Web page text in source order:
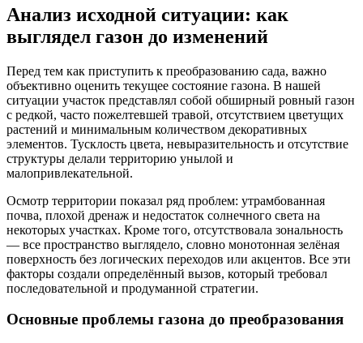
Анализ исходной ситуации: как
выглядел газон до изменений
Перед тем как приступить к преобразованию сада, важно
объективно оценить текущее состояние газона. В нашей
ситуации участок представлял собой обширный ровный газон
с редкой, часто пожелтевшей травой, отсутствием цветущих
растений и минимальным количеством декоративных
элементов. Тусклость цвета, невыразительность и отсутствие
структуры делали территорию унылой и
малопривлекательной.
Осмотр территории показал ряд проблем: утрамбованная
почва, плохой дренаж и недостаток солнечного света на
некоторых участках. Кроме того, отсутствовала зональность
— все пространство выглядело, словно монотонная зелёная
поверхность без логических переходов или акцентов. Все эти
факторы создали определённый вызов, который требовал
последовательной и продуманной стратегии.
Основные проблемы газона до преобразования